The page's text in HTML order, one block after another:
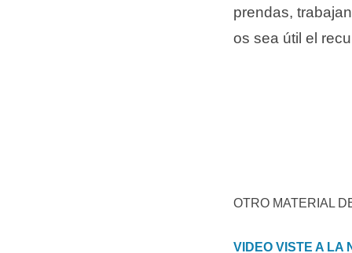
prendas,
os sea útil el
OTRO MATERIAL
VIDEO VISTE A LA